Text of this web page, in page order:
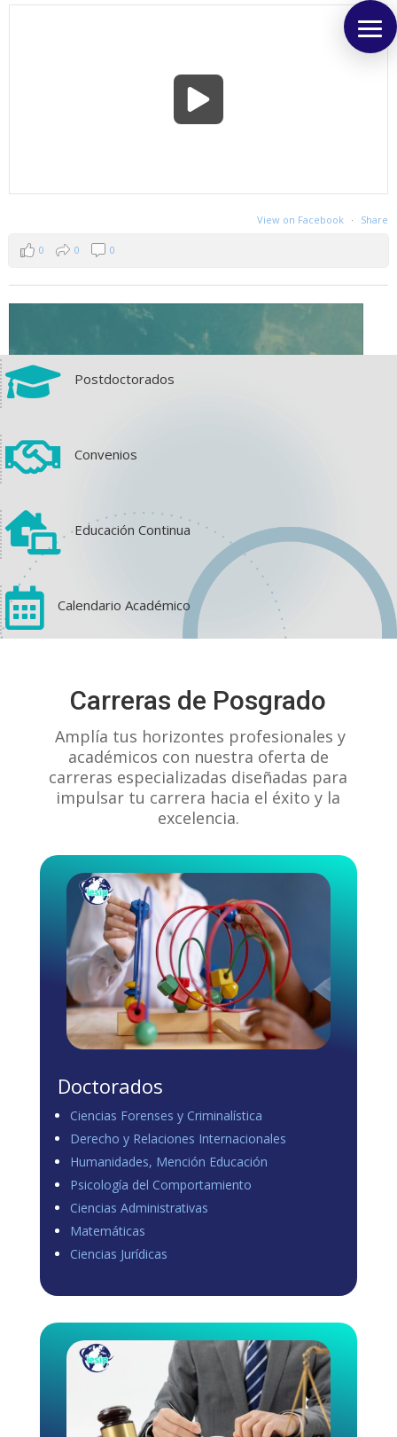
View on Facebook · Share
0 0 0
1 0
Load more
 Postdoctorados
 Convenios
 Educación Continua
 Calendario Académico
Carreras de Posgrado
Amplía tus horizontes profesionales y
académicos con nuestra oferta de
carreras especializadas diseñadas para
impulsar tu carrera hacia el éxito y la
excelencia.
Doctorados
Ciencias Forenses y Criminalística
Derecho y Relaciones Internacionales
Humanidades, Mención Educación
Psicología del Comportamiento
Ciencias Administrativas
Matemáticas
Ciencias Jurídicas